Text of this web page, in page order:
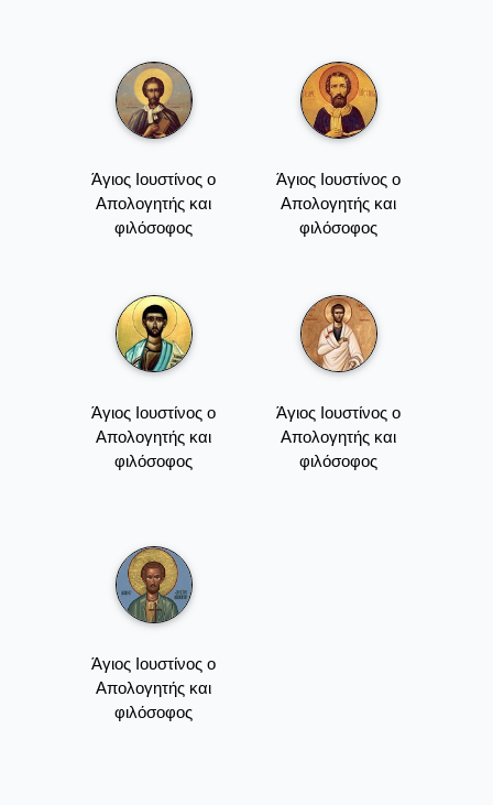
Άγιος Ιουστίνος ο
Απολογητής και
φιλόσοφος
Άγιος Ιουστίνος ο
Απολογητής και
φιλόσοφος
Άγιος Ιουστίνος ο
Απολογητής και
φιλόσοφος
Άγιος Ιουστίνος ο
Απολογητής και
φιλόσοφος
Άγιος Ιουστίνος ο
Απολογητής και
φιλόσοφος